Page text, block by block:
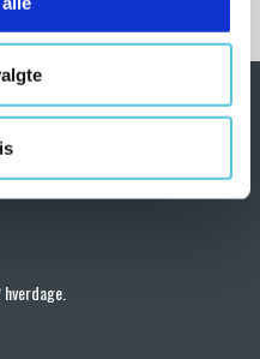
i din virksomhed eller hjemme.